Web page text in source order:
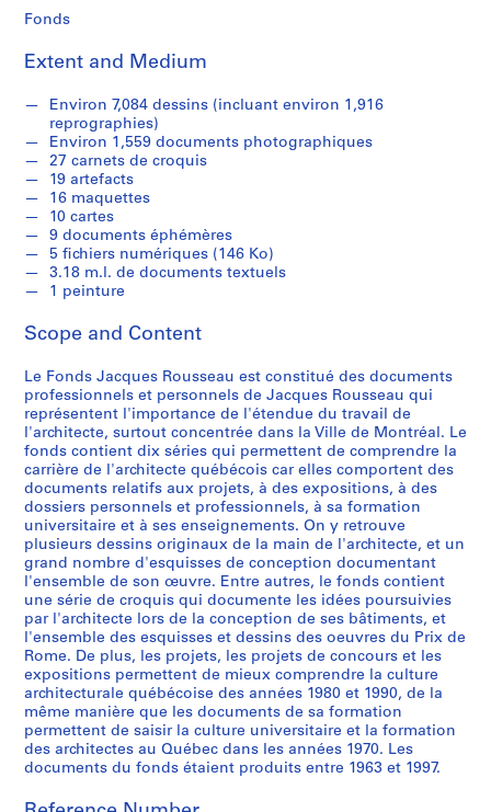
1
8
-
1
9
9
7
AP066.S1
S
e
i
s
:
P
r
o
j
e
t
s
e
t
r
é
a
l
i
s
a
t
Fonds
Extent and Medium
Environ 7,084 dessins (incluant environ 1,916
reprographies)
Environ 1,559 documents photographiques
27 carnets de croquis
19 artefacts
16 maquettes
10 cartes
9 documents éphémères
5 fichiers numériques (146 Ko)
3.18 m.l. de documents textuels
1 peinture
Scope and Content
Le Fonds Jacques Rousseau est constitué des documents
professionnels et personnels de Jacques Rousseau qui
représentent l'importance de l'étendue du travail de
l'architecte, surtout concentrée dans la Ville de Montréal. Le
fonds contient dix séries qui permettent de comprendre la
carrière de l'architecte québécois car elles comportent des
documents relatifs aux projets, à des expositions, à des
dossiers personnels et professionnels, à sa formation
universitaire et à ses enseignements. On y retrouve
plusieurs dessins originaux de la main de l'architecte, et un
grand nombre d'esquisses de conception documentant
l'ensemble de son œuvre. Entre autres, le fonds contient
une série de croquis qui documente les idées poursuivies
par l'architecte lors de la conception de ses bâtiments, et
l'ensemble des esquisses et dessins des oeuvres du Prix de
Rome. De plus, les projets, les projets de concours et les
expositions permettent de mieux comprendre la culture
architecturale québécoise des années 1980 et 1990, de la
même manière que les documents de sa formation
permettent de saisir la culture universitaire et la formation
des architectes au Québec dans les années 1970. Les
documents du fonds étaient produits entre 1963 et 1997.